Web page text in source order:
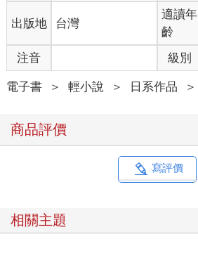
出版地 台灣
適讀年
齡
注音 級別
電子書 ＞ 輕小說 ＞ 日系作品 ＞
商品評價
寫評價
相關主題